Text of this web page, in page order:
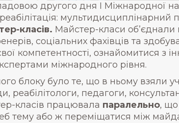
другого дня І Міжнародної
мультидисциплінарний
класів. Майстер-класи об’єднали
соціальних фахівців та
компетентності, ознайомитися з
міжнародного рівня.
блоку було те, що в ньому взяли
педагоги,
класів працювала паралельно, що
тему або ж переміщатися між